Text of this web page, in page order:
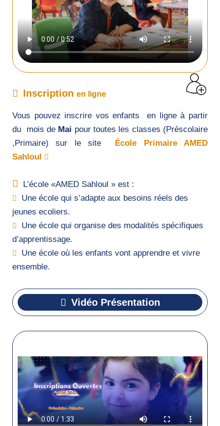
Inscription en ligne
Vous pouvez inscrire vos enfants en ligne à partir
du mois de Mai pour toutes les classes (Préscolaire
,Primaire) sur le site
École Primaire AMED
Sahloul
L’école «AMED Sahloul » est :
Une école qui s’adapte aux besoins réels des
jeunes ecoliers.
Une école qui organise des modalités spécifiques
d’apprentissage.
Une école où les enfants vont apprendre et vivre
ensemble.
Vidéo Présentation